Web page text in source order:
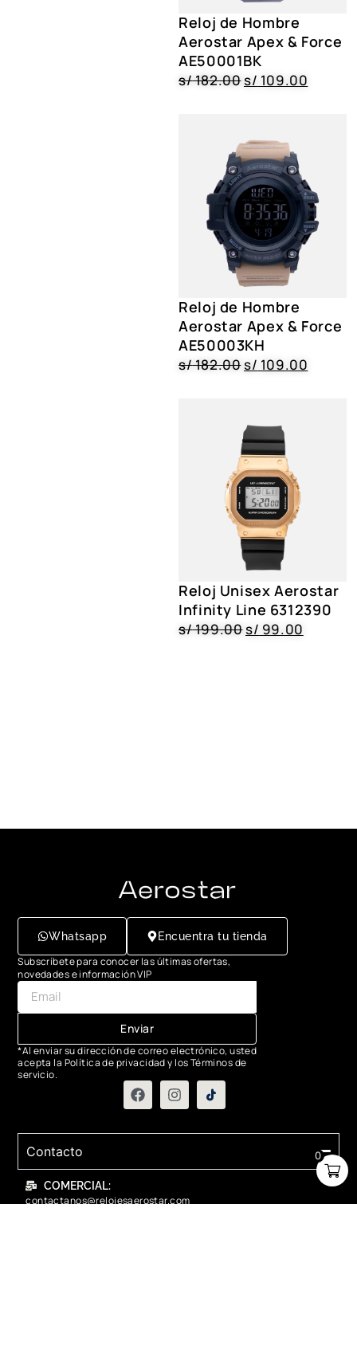
0
Reloj de Hombre
Aerostar Apex & Force
AE50001BK
s/182.00s/ 109.00
Reloj de Hombre
Aerostar Apex & Force
AE50003KH
s/182.00s/ 109.00
Reloj Unisex Aerostar
Infinity Line 6312390
s/199.00s/ 99.00
Whatsapp Encuentra tu tienda
Subscríbete para conocer las últimas ofertas,
novedades e información VIP
Enviar
*Al enviar su dirección de correo electrónico, usted
acepta la Política de privacidad y los Términos de
servicio.
Contacto
COMERCIAL:
contactanos@relojesaerostar.com